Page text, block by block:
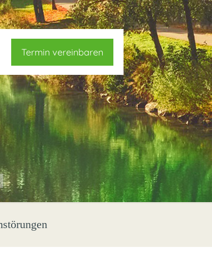
Termin vereinbaren